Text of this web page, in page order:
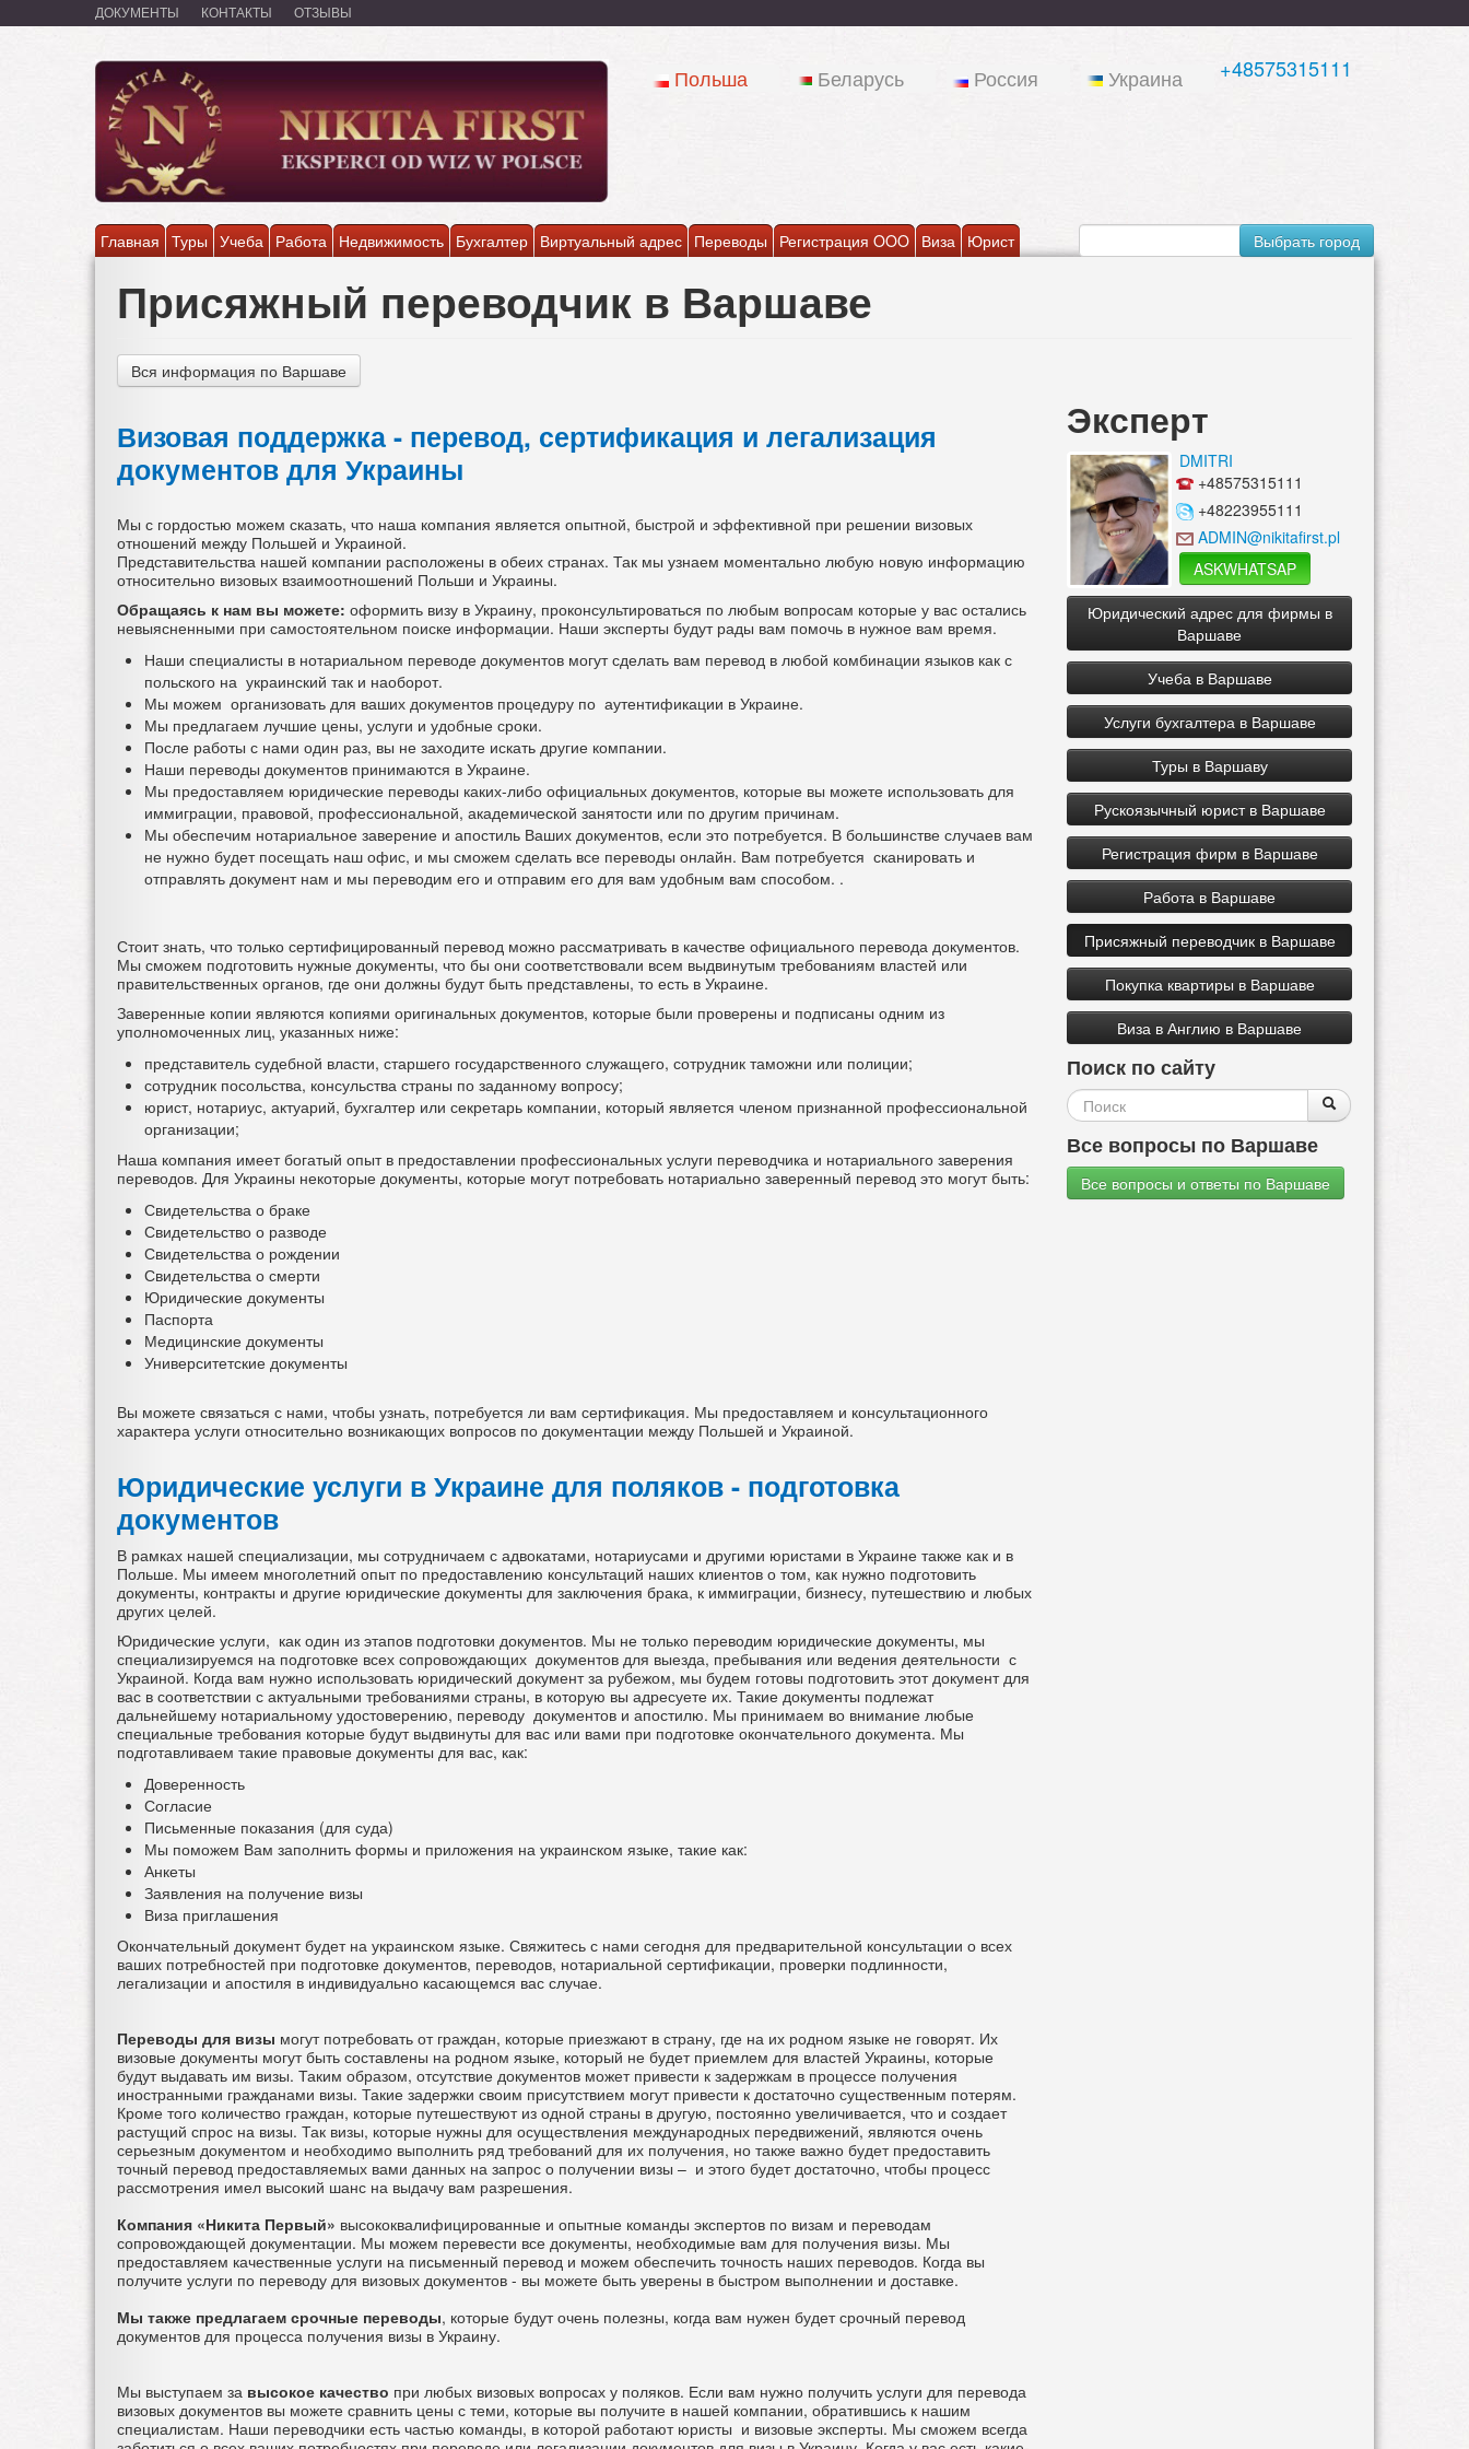
к
ДОКУМЕНТЫ КОНТАКТЫ ОТЗЫВЫ
Польша Беларусь Россия Украина +48575315111
Главная Туры Учеба Работа Недвижимость Бухгалтер Виртуальный адрес Переводы Регистрация OOO Виза Юрист Выбрать город
Присяжный переводчик в Варшаве
Вся информация по Варшаве
Визовая поддержка - перевод, сертификация и легализация
документов для Украины
Мы с гордостью можем сказать, что наша компания является опытной, быстрой и эффективной при решении визовых
отношений между Польшей и Украиной.
Представительства нашей компании расположены в обеих странах. Так мы узнаем моментально любую новую информацию
относительно визовых взаимоотношений Польши и Украины.
Обращаясь к нам вы можете: оформить визу в Украину, проконсультироваться по любым вопросам которые у вас остались
невыясненными при самостоятельном поиске информации. Наши эксперты будут рады вам помочь в нужное вам время.
Наши специалисты в нотариальном переводе документов могут сделать вам перевод в любой комбинации языков как с
польского на украинский так и наоборот.
Мы можем организовать для ваших документов процедуру по аутентификации в Украине.
Мы предлагаем лучшие цены, услуги и удобные сроки.
После работы с нами один раз, вы не заходите искать другие компании.
Наши переводы документов принимаются в Украине.
Мы предоставляем юридические переводы каких-либо официальных документов, которые вы можете использовать для
иммиграции, правовой, профессиональной, академической занятости или по другим причинам.
Мы обеспечим нотариальное заверение и апостиль Ваших документов, если это потребуется. В большинстве случаев вам
не нужно будет посещать наш офис, и мы сможем сделать все переводы онлайн. Вам потребуется сканировать и
отправлять документ нам и мы переводим его и отправим его для вам удобным вам способом. .
Стоит знать, что только сертифицированный перевод можно рассматривать в качестве официального перевода документов.
Мы сможем подготовить нужные документы, что бы они соответствовали всем выдвинутым требованиям властей или
правительственных органов, где они должны будут быть представлены, то есть в Украине.
Заверенные копии являются копиями оригинальных документов, которые были проверены и подписаны одним из
уполномоченных лиц, указанных ниже:
представитель судебной власти, старшего государственного служащего, сотрудник таможни или полиции;
сотрудник посольства, консульства страны по заданному вопросу;
юрист, нотариус, актуарий, бухгалтер или секретарь компании, который является членом признанной профессиональной
организации;
Наша компания имеет богатый опыт в предоставлении профессиональных услуги переводчика и нотариального заверения
переводов. Для Украины некоторые документы, которые могут потребовать нотариально заверенный перевод это могут быть:
Свидетельства о браке
Свидетельство о разводе
Свидетельства о рождении
Свидетельства о смерти
Юридические документы
Паспорта
Медицинские документы
Университетские документы
Вы можете связаться с нами, чтобы узнать, потребуется ли вам сертификация. Мы предоставляем и консультационного
характера услуги относительно возникающих вопросов по документации между Польшей и Украиной.
Юридические услуги в Украине для поляков - подготовка
документов
В рамках нашей специализации, мы сотрудничаем с адвокатами, нотариусами и другими юристами в Украине также как и в
Польше. Мы имеем многолетний опыт по предоставлению консультаций наших клиентов о том, как нужно подготовить
документы, контракты и другие юридические документы для заключения брака, к иммиграции, бизнесу, путешествию и любых
других целей.
Юридические услуги, как один из этапов подготовки документов. Мы не только переводим юридические документы, мы
специализируемся на подготовке всех сопровождающих документов для выезда, пребывания или ведения деятельности с
Украиной. Когда вам нужно использовать юридический документ за рубежом, мы будем готовы подготовить этот документ для
вас в соответствии с актуальными требованиями страны, в которую вы адресуете их. Такие документы подлежат
дальнейшему нотариальному удостоверению, переводу документов и апостилю. Мы принимаем во внимание любые
специальные требования которые будут выдвинуты для вас или вами при подготовке окончательного документа. Мы
подготавливаем такие правовые документы для вас, как:
Доверенность
Согласие
Письменные показания (для суда)
Мы поможем Вам заполнить формы и приложения на украинском языке, такие как:
Анкеты
Заявления на получение визы
Виза приглашения
Окончательный документ будет на украинском языке. Свяжитесь с нами сегодня для предварительной консультации о всех
ваших потребностей при подготовке документов, переводов, нотариальной сертификации, проверки подлинности,
легализации и апостиля в индивидуально касающемся вас случае.
Переводы для визы могут потребовать от граждан, которые приезжают в страну, где на их родном языке не говорят. Их
визовые документы могут быть составлены на родном языке, который не будет приемлем для властей Украины, которые
будут выдавать им визы. Таким образом, отсутствие документов может привести к задержкам в процессе получения
иностранными гражданами визы. Такие задержки своим присутствием могут привести к достаточно существенным потерям.
Кроме того количество граждан, которые путешествуют из одной страны в другую, постоянно увеличивается, что и создает
растущий спрос на визы. Так визы, которые нужны для осуществления международных передвижений, являются очень
серьезным документом и необходимо выполнить ряд требований для их получения, но также важно будет предоставить
точный перевод предоставляемых вами данных на запрос о получении визы – и этого будет достаточно, чтобы процесс
рассмотрения имел высокий шанс на выдачу вам разрешения.
Компания «Никита Первый» высококвалифицированные и опытные команды экспертов по визам и переводам
сопровождающей документации. Мы можем перевести все документы, необходимые вам для получения визы. Мы
предоставляем качественные услуги на письменный перевод и можем обеспечить точность наших переводов. Когда вы
получите услуги по переводу для визовых документов - вы можете быть уверены в быстром выполнении и доставке.
Мы также предлагаем срочные переводы, которые будут очень полезны, когда вам нужен будет срочный перевод
документов для процесса получения визы в Украину.
Мы выступаем за высокое качество при любых визовых вопросах у поляков. Если вам нужно получить услуги для перевода
визовых документов вы можете сравнить цены с теми, которые вы получите в нашей компании, обратившись к нашим
специалистам. Наши переводчики есть частью команды, в которой работают юристы и визовые эксперты. Мы сможем всегда
Эксперт
DMITRI
+48575315111
+48223955111
ADMIN@nikitafirst.pl
ASKWHATSAP
Юридический адрес для фирмы в
Варшаве
Учеба в Варшаве
Услуги бухгалтера в Варшаве
Туры в Варшаву
Рускоязычный юрист в Варшаве
Регистрация фирм в Варшаве
Работа в Варшаве
Присяжный переводчик в Варшаве
Покупка квартиры в Варшаве
Виза в Англию в Варшаве
Поиск по сайту
Форма
поиска
Поиск
Все вопросы по Варшаве
Все вопросы и ответы по Варшаве